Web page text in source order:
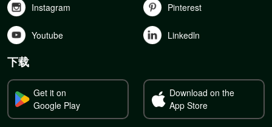
Instagram Pinterest
Youtube Linkedln
下载
Get it on
Google Play
Download on the
App Store